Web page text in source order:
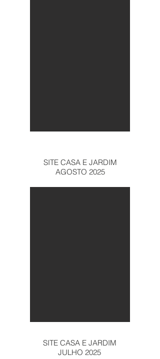
SITE CASA E JARDIM
AGOSTO 2025
SITE CASA E JARDIM
JULHO 2025